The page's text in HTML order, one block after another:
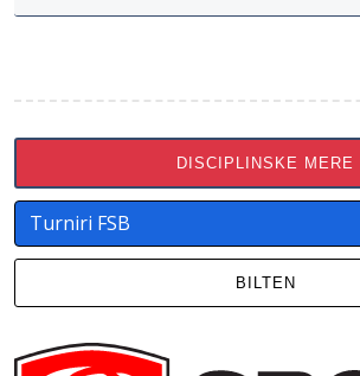
DISCIPLINSKE MERE
BILTEN